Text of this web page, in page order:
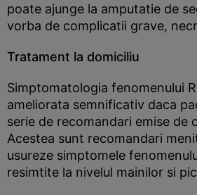
poate ajunge la amputatie de
vorba de complicatii grave,
Tratament la domiciliu
Simptomatologia fenomenului
ameliorata semnificativ daca
serie de recomandari emise de
Acestea sunt recomandari
usureze simptomele
resimtite la nivelul mainilor si